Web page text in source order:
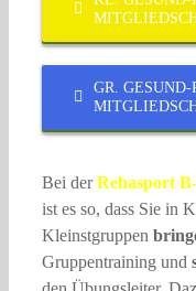
GR.
Bei derRehasport
ist es so, dass Sie in
Kleinstgruppen
Gruppentraining und